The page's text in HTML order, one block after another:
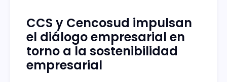
CCS y Cencosud impulsan
el diálogo empresarial en
torno a la sostenibilidad
empresarial